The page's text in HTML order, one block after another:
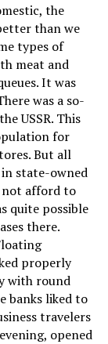
the
than we
types of
meat and
It was
was a so-
USSR. This
for
But all
state-owned
not afford to
quite possible
there.
properly
with round
banks liked to
travelers
opened